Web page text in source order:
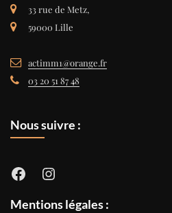
33 rue de Metz,
59000 Lille
actimm1@orange.fr
03 20 51 87 48
Nous suivre :
FacebookInstagram
Mentions légales :